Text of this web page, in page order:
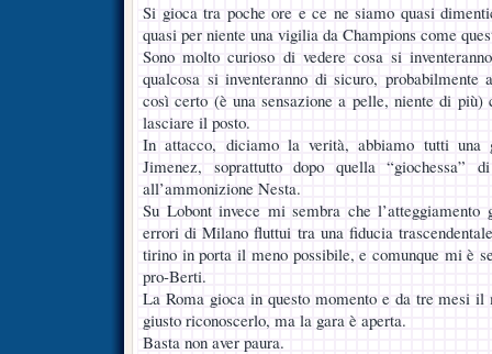
Si gioca tra poche ore e ce ne siamo quasi
quasi per niente una vigilia da Champions come
Sono molto curioso di vedere cosa si
qualcosa si inventeranno di sicuro, probabilmente
così certo (è una sensazione a pelle, niente di più)
lasciare il posto.
In attacco, diciamo la verità, abbiamo tutti una
Jimenez, soprattutto dopo quella “giochessa”
all’ammonizione Nesta.
Su Lobont invece mi sembra che
errori di Milano fluttui tra una fiducia
tirino in porta il meno possibile, e comunque mi è
pro-Berti.
La Roma gioca in questo momento e da tre mesi
giusto riconoscerlo, ma la gara è aperta.
Basta non aver paura.